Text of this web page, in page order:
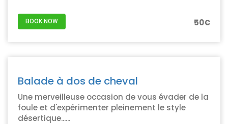
BOOK NOW 50€
Balade à dos de cheval
Une merveilleuse occasion de vous évader de la
foule et d'expérimenter pleinement le style
désertique......